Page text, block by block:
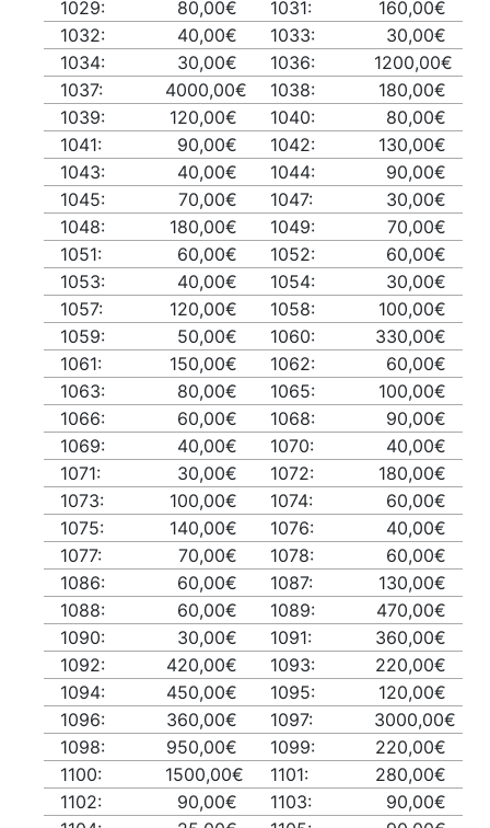
1029: 80,00€ 1031:
160,00€
1032:
40,00€ 1033:
30,00€
1034:
30,00€ 1036:
1200,00€
1037:
4000,00€ 1038:
180,00€
1039:
120,00€ 1040:
80,00€
1041:
90,00€ 1042:
130,00€
1043:
40,00€ 1044:
90,00€
1045:
70,00€ 1047:
30,00€
1048:
180,00€ 1049:
70,00€
1051:
60,00€ 1052:
60,00€
1053:
40,00€ 1054:
30,00€
1057:
120,00€ 1058:
100,00€
1059:
50,00€ 1060:
330,00€
1061:
150,00€ 1062:
60,00€
1063:
80,00€ 1065:
100,00€
1066:
60,00€ 1068:
90,00€
1069:
40,00€ 1070:
40,00€
1071:
30,00€ 1072:
180,00€
1073:
100,00€ 1074:
60,00€
1075:
140,00€ 1076:
40,00€
1077:
70,00€ 1078:
60,00€
1086:
60,00€ 1087:
130,00€
1088:
60,00€ 1089:
470,00€
1090:
30,00€ 1091:
360,00€
1092:
420,00€ 1093:
220,00€
1094:
450,00€ 1095:
120,00€
1096:
360,00€ 1097:
3000,00€
1098:
950,00€ 1099:
220,00€
1100:
1500,00€ 1101:
280,00€
1102:
90,00€ 1103:
90,00€